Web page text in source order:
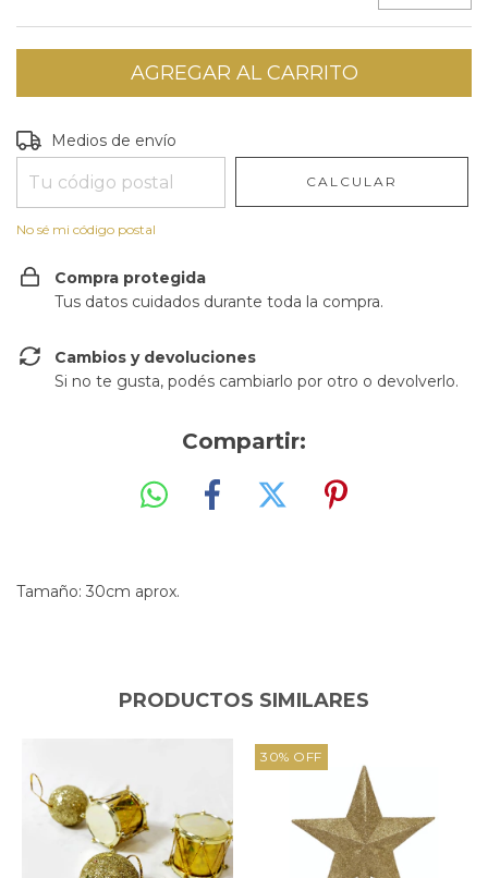
Entregas para el CP:
Medios de envío
CALCULAR
No sé mi código postal
Compra protegida
Tus datos cuidados durante toda la compra.
Cambios y devoluciones
Si no te gusta, podés cambiarlo por otro o devolverlo.
Compartir:
Tamaño: 30cm aprox.
PRODUCTOS SIMILARES
30% OFF